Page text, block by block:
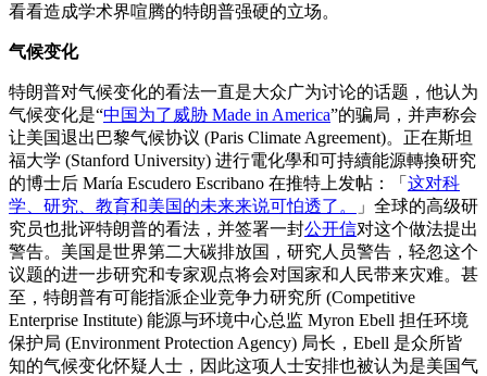
看看造成学术界喧腾的特朗普强硬的立场。
气候变化
特朗普对气候变化的看法一直是大众广为讨论的话题，他认为
气候变化是“中国为了威胁 Made in America”的骗局，并声称会
让美国退出巴黎气候协议 (Paris Climate Agreement)。正在斯坦
福大学 (Stanford University) 进行電化學和可持續能源轉換研究
的博士后 María Escudero Escribano 在推特上发帖：「 这对科
学、研究、教育和美国的未来来说可怕透了。
」全球的高级研
究员也批评特朗普的看法，并签署一封公开信对这个做法提出
警告。美国是世界第二大碳排放国，研究人员警告，轻忽这个
议题的进一步研究和专家观点将会对国家和人民带来灾难。甚
至，特朗普有可能指派企业竞争力研究所 (Competitive
Enterprise Institute) 能源与环境中心总监 Myron Ebell 担任环境
保护局 (Environment Protection Agency) 局长，Ebell 是众所皆
知的气候变化怀疑人士，因此这项人士安排也被认为是美国气